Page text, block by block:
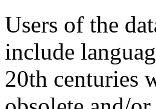
Users of the
include
20th centuries